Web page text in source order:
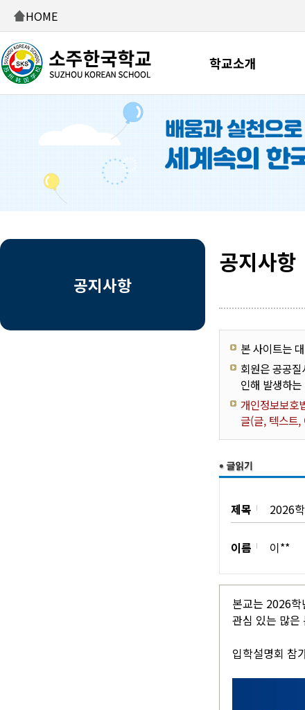
HOME
학교소개
공지사항
공지사항
본 사이트는
회원은 공공
인해 발생하
개인정보보호
글(글, 텍스트
제목 2026
이름 이**
본교는 2026학
관심 있는 많은
입학설명회 참